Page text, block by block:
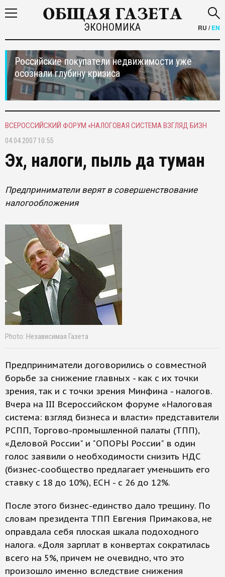
ЭКОНОМИКА RU /EN
Российские покупатели недвижимости уже
осознали глубину кризиса
ВСЕРОССИЙСКИЙ ФОРУМ «НАЛОГОВАЯ СИСТЕМА ВЗГЛЯД БИЗН
04.04.2007 10:55
Эх, налоги, пыль да туман
Предприниматели верят в совершенствование
налогообложения
Photo: Независимая Газета
Предприниматели договорились о совместной
борьбе за снижение главных - как с их точки
зрения, так и с точки зрения Минфина - налогов.
Вчера на III Всероссийском форуме «Налоговая
система: взгляд бизнеса и власти» представители
РСПП, Торгово-промышленной палаты (ТПП),
«Деловой России" и "ОПОРЫ России" в один
голос заявили о необходимости снизить НДС
(бизнес-сообщество предлагает уменьшить его
ставку с 18 до 10%), ЕСН - с 26 до 12%.
После этого бизнес-единство дало трещину. По
словам президента ТПП Евгения Примакова, не
оправдала себя плоская шкала подоходного
налога. «Доля зарплат в конвертах сократилась
всего на 5%, причем не очевидно, что это
произошло именно вследствие снижения